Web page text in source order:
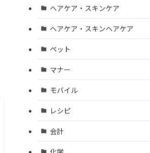
ヘアケア・スキンケア
ヘアケア・スキンヘアケア
ペット
マナー
モバイル
レシピ
会計